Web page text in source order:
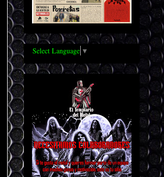
Select Language ▼